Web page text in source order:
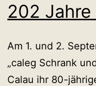
202
Am 1. und 2.
„caleg Schrank
Calau ihr 80-